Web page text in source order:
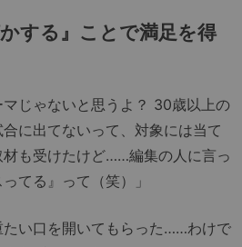
する』ことで満足を得
じゃないと思うよ？ 30歳以上の
に出てないって、対象には当て
も受けたけど……編集の人に言っ
てる』って（笑）」
い口を開いてもらった……わけで